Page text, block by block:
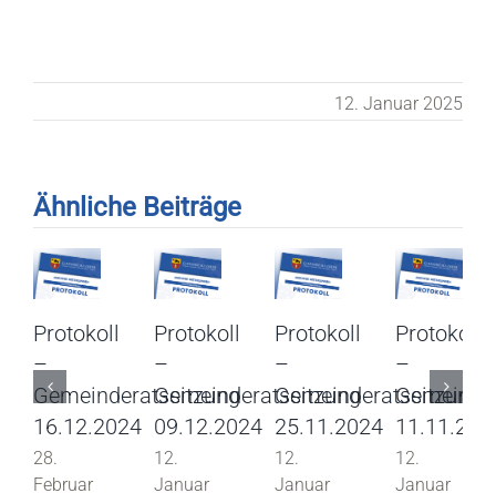
12. Januar 2025
Ähnliche Beiträge
Protokoll
–
Gemeinderatssitzung
16.12.2024
28.
Februar
Protokoll
–
Gemeinderatssitzung
09.12.2024
12.
Januar
Protokoll
–
Gemeinderatssitzung
25.11.2024
12.
Januar
Protokoll
–
12.
Januar